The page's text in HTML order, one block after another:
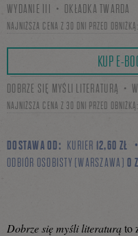
się
na
WYDANIE III・OKŁADKA TWARDA
NAJNIŻSZA CENA Z 30 DNI PRZED OBNIŻKĄ:
KUP E-
DOBRZE SIĘ MYŚLI LITERATURĄ
NAJNIŻSZA CENA Z 30 DNI PRZED OBNIŻKĄ:
DOSTAWA OD: KURIER 12,60 ZŁ
ODBIÓR OSOBISTY (WARSZAWA) 0
Dobrze się myśli literaturąto